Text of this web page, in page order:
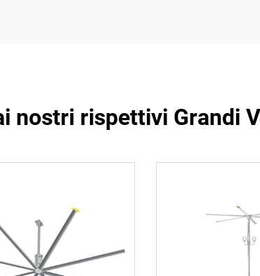
nostri rispettivi Grandi